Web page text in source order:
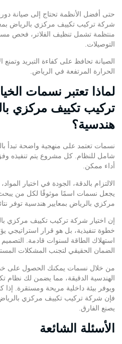
حتى أفضل الأنظمة تحتاج إلى صيانة
شركة تركيب تكييف مركزي بالرياض
منتظمة تشمل تنظيف الفلاتر، فحص
التوصيلات.
الصيانة تحافظ على كفاءة التبريد
الحرارة المرتفعة في الرياض.
لماذا تعتبر نسمات
تركيب تكييف مركزي
هندسية؟
نسمات تعتمد على منهجية واضحة تبدأ
شامل للنظام. كل مشروع يتم تنفيذه
أداء ممكن.
الالتزام بالدقة، الجودة في اختيار
يجعل نسمات اسمًا موثوقًا لكل من
مركزي بالرياض بمعايير هندسية توفر
إن اختيار شركة تركيب تكييف مركزي
خطوة تنفيذية، بل هو قرار استراتيجي
استهلاك الطاقة لسنوات قادمة. التصميم
الضمان الحقيقي لتجنب المشكلات
من خلال نسمات يمكنك الحصول على
الهندسية الدقيقة، مما يضمن لك نظام
ويوفر بيئة داخلية مريحة ومستقرة. إذا
فإن شركة تركيب تكييف مركزي بالرياض
يصنع الفارق.
الأسئلة الشائعة